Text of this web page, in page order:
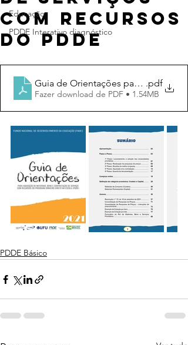
Educação
PDDE Interativo diagnóstico
com recursos
do PDDE
Guia de Orientações para .pdf
Fazer download de PDF • 1.54MB
PDDE Básico